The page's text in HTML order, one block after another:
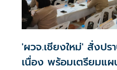
'ผวจ.เชียงใหม่' สั่งป
เนื่อง พร้อมเตรียมแ